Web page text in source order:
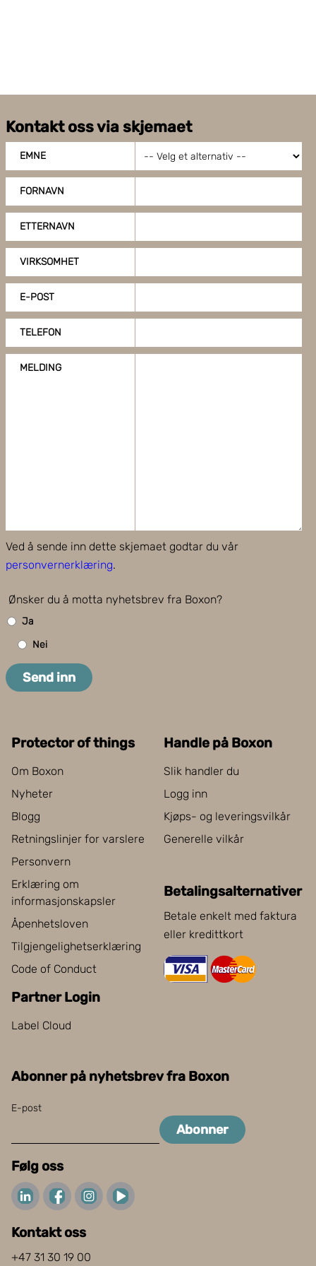
Kontakt oss via skjemaet
EMNE
FORNAVN
ETTERNAVN
VIRKSOMHET
E-POST
TELEFON
MELDING
Ved å sende inn dette skjemaet godtar du vår
personvernerklæring.
Ønsker du å motta nyhetsbrev fra Boxon?
Ja
Nei
Send inn
Protector of things
Om Boxon
Nyheter
Blogg
Retningslinjer for varslere
Personvern
Erklæring om
informasjonskapsler
Åpenhetsloven
Tilgjengelighetserklæring
Code of Conduct
Partner Login
Label Cloud
Handle på Boxon
Slik handler du
Logg inn
Kjøps- og leveringsvilkår
Generelle vilkår
Betalingsalternativer
Betale enkelt med faktura
eller kredittkort
Abonner på nyhetsbrev fra Boxon
E-post
Abonner
Følg oss
Kontakt oss
+47 31 30 19 00